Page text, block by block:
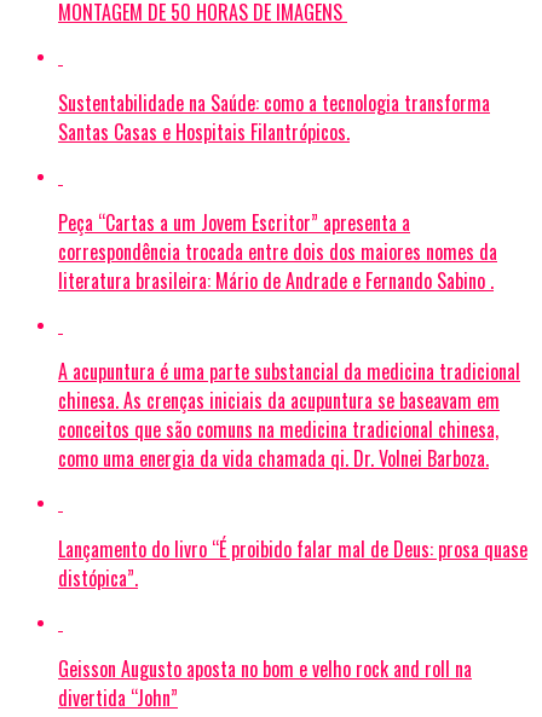
MONTAGEM DE 50 HORAS DE IMAGENS
Sustentabilidade na Saúde: como a tecnologia transforma
Santas Casas e Hospitais Filantrópicos.
Peça “Cartas a um Jovem Escritor” apresenta a
correspondência trocada entre dois dos maiores nomes da
literatura brasileira: Mário de Andrade e Fernando Sabino .
A acupuntura é uma parte substancial da medicina tradicional
chinesa. As crenças iniciais da acupuntura se baseavam em
conceitos que são comuns na medicina tradicional chinesa,
como uma energia da vida chamada qi. Dr. Volnei Barboza.
Lançamento do livro “É proibido falar mal de Deus: prosa quase
distópica”.
Geisson Augusto aposta no bom e velho rock and roll na
divertida “John”